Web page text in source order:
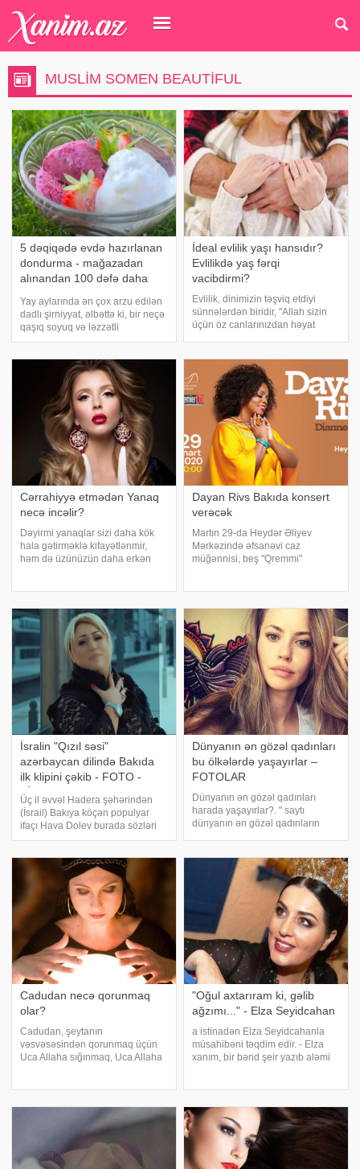
MUSLIM SOMEN BEAUTIFUL
5 dəqiqədə evdə hazırlanan
dondurma - mağazadan
alınandan 100 dəfə daha
Yay aylarında ən çox arzu edilən
dadlı şirniyyat, əlbəttə ki, bir neçə
qaşıq soyuq və ləzzətli
dondurmadır. Bu deserti evdə, bir
neçə dəqiqədə hazırlamaq
mümkündür. xəbər verir ki,
İdeal evlilik yaşı hansıdır?
Evlilikdə yaş fərqi
vacibdirmi?
Evlilik, dinimizin təşviq etdiyi
sünnələrdən biridir, "Allah sizin
üçün öz canlarınızdan həyat
oğullar və nəvələr yaratdı ." (ən-
Nəhl, 16/) 72). Elə isə İslamd
Cərrahiyyə etmədən Yanaq
necə incəlir?
Dəyirmi yanaqlar sizi daha kök
hala gətirməklə kifayətlənmir,
həm də üzünüzün daha erkən
olunmasına səbəb olur. Bu
görüntüyü silmək üçü
Dayan Rivs Bakıda konsert
verəcək
Martın 29-da Heydər Əliyev
Mərkəzində əfsanəvi caz
müğənnisi, beş "Qremmi"
Mərkəzindən -a verilən məlumata
görə, virtuoz Dayan Riv
İsralin "Qızıl səsi"
azərbaycan dilində Bakıda
ilk klipini çəkib - FOTO -
VİDEO
Üç il əvvəl Hadera şəhərindən
(İsrail) Bakıya köçən populyar
ifaçı Hava Dolev burada sözləri
Həsən Babayevə, musiqisi isə
söz var" adlı ilk klipini çəkib. -ın
xəbərinə göpə, klipi
Dünyanın ən gözəl qadınları
bu ölkələrdə yaşayırlar –
FOTOLAR
Dünyanın ən gözəl qadınları
harada yaşayırlar?. " saytı
dünyanın ən gözəl qadınların
faiz), ikinci İsveç (62 faiz), üçüncü
yerdə isə İslandiya (61 faiz)
qərarlaşıb
Cadudan necə qorunmaq
olar?
Cadudan, şeytanın
vəsvəsəsindən qorunmaq üçün
Uca Allaha sığınmaq, Uca Allaha
buyurduğu bütün vacib əməlləri
yerinə yetirmək (Ramazan oruc
"Oğul axtarıram ki, gəlib
ağzımı..." - Elza Seyidcahan
a istinadən Elza Seyidcahanla
müsahibəni təqdim edir. - Elza
xanım, bir bənd şeir yazıb aləmi
(gülür) "Nəsimi" filmində bi